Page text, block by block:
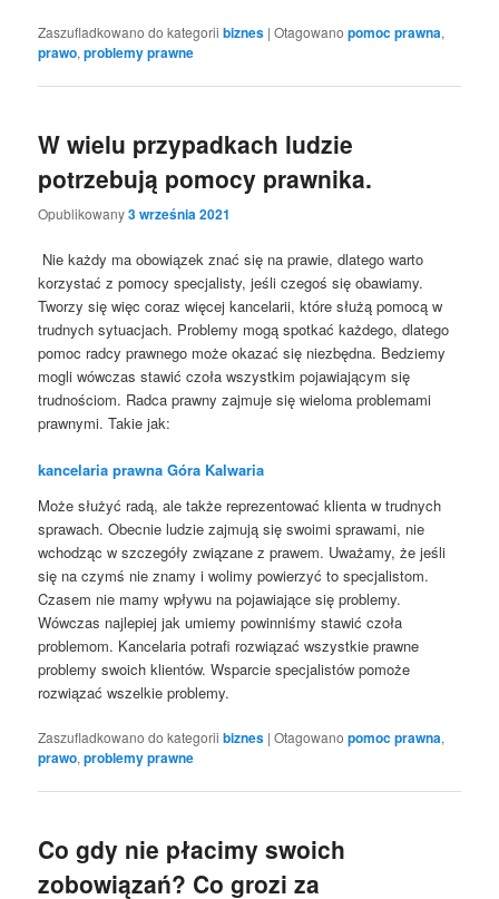
Zaszufladkowano do kategorii biznes |Otagowano pomoc prawna,
prawo,problemy prawne
W wielu przypadkach ludzie
potrzebują pomocy prawnika.
Opublikowany3 września 2021
Nie każdy ma obowiązek znać się na prawie, dlatego warto
korzystać z pomocy specjalisty, jeśli czegoś się obawiamy.
Tworzy się więc coraz więcej kancelarii, które służą pomocą w
trudnych sytuacjach. Problemy mogą spotkać każdego, dlatego
pomoc radcy prawnego może okazać się niezbędna. Bedziemy
mogli wówczas stawić czoła wszystkim pojawiającym się
trudnościom. Radca prawny zajmuje się wieloma problemami
prawnymi. Takie jak:
kancelaria prawna Góra Kalwaria
Może służyć radą, ale także reprezentować klienta w trudnych
sprawach. Obecnie ludzie zajmują się swoimi sprawami, nie
wchodząc w szczegóły związane z prawem. Uważamy, że jeśli
się na czymś nie znamy i wolimy powierzyć to specjalistom.
Czasem nie mamy wpływu na pojawiające się problemy.
Wówczas najlepiej jak umiemy powinniśmy stawić czoła
problemom. Kancelaria potrafi rozwiązać wszystkie prawne
problemy swoich klientów. Wsparcie specjalistów pomoże
rozwiązać wszelkie problemy.
Zaszufladkowano do kategorii biznes |Otagowano pomoc prawna,
prawo,problemy prawne
Co gdy nie płacimy swoich
zobowiązań? Co grozi za